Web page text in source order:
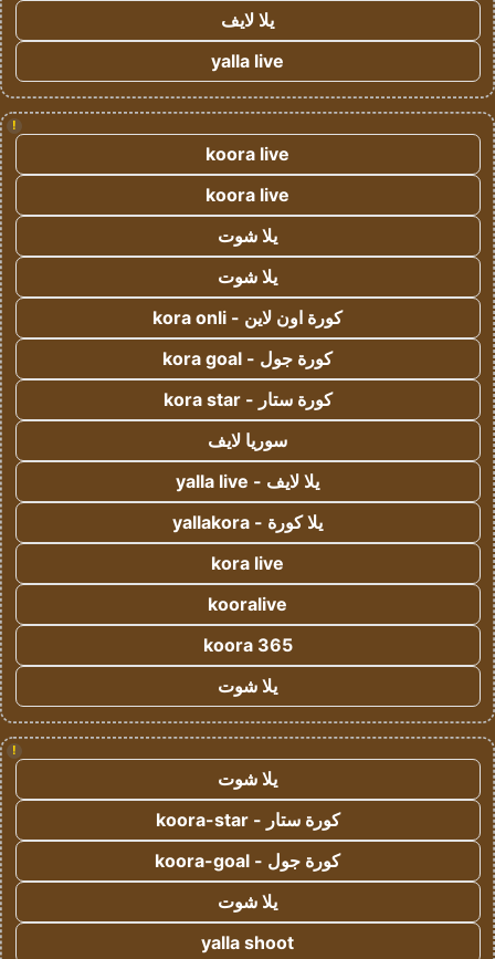
يلا لايف
yalla live
!
koora live
koora live
يلا شوت
يلا شوت
كورة اون لاين - kora onli
كورة جول - kora goal
كورة ستار - kora star
سوريا لايف
يلا لايف - yalla live
يلا كورة - yallakora
kora live
kooralive
koora 365
يلا شوت
!
يلا شوت
كورة ستار - koora-star
كورة جول - koora-goal
يلا شوت
yalla shoot